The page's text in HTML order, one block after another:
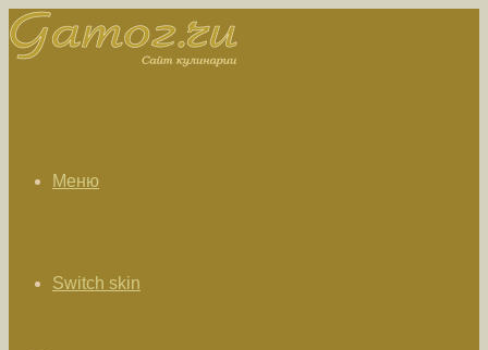
Меню
Switch skin